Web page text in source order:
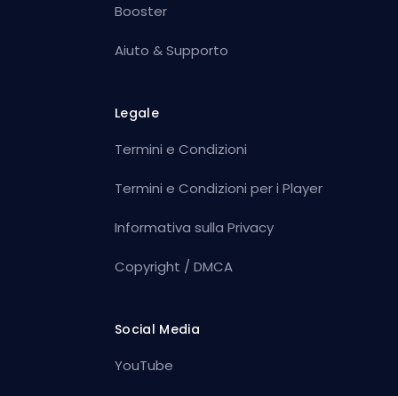
Booster
Aiuto & Supporto
Legale
Termini e Condizioni
Termini e Condizioni per i Player
Informativa sulla Privacy
Copyright / DMCA
Social Media
YouTube